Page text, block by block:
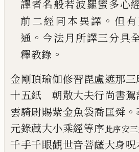
譯者名般若波羅蜜多心
前二經同本異譯 。 但
通 。 今法月所譯三分具
釋教錄 。
金剛頂瑜伽修習毘盧遮那三
十五紙 朝散大夫行尚書
雲騎尉賜紫金魚袋喬匡舜 。
元錄藏大小乘經等序此序安
千手千眼觀世音菩薩大身呪